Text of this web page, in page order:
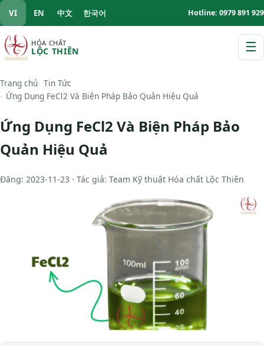
VI EN 中文 한국어 Hotline: 0979 891 929
HÓA CHẤT
LỘC THIÊN ☰
Trang chủ Tin Tức
Ứng Dụng FeCl2 Và Biện Pháp Bảo Quản Hiệu Quả
Ứng Dụng FeCl2 Và Biện Pháp Bảo
Quản Hiệu Quả
Đăng: 2023-11-23 · Tác giả: Team Kỹ thuật Hóa chất Lộc Thiên